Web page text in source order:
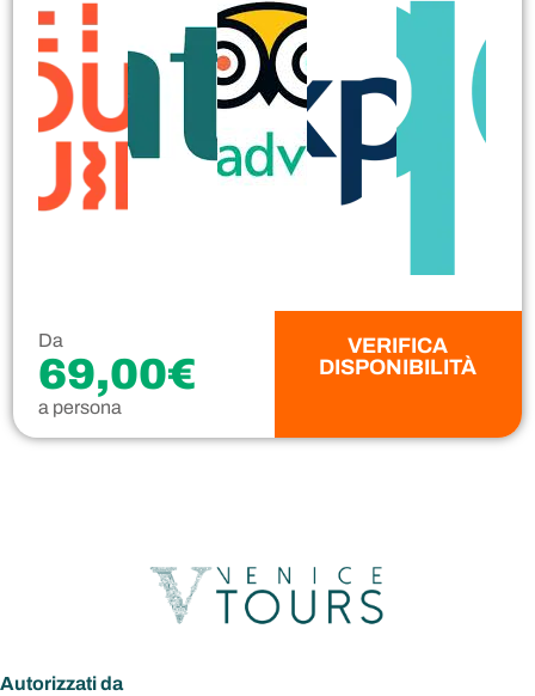
Da
69,00€
a persona
VERIFICA
DISPONIBILITÀ
Autorizzati da